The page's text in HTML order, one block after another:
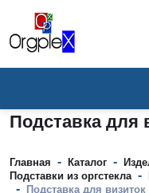
Подставка для
Главная - Каталог -
Подставки из оргстекла -
- Подставка для визиток